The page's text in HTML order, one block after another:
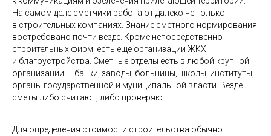
На самом деле сметчики работают далеко не только
в строительных компаниях. Знание сметного нормирования
востребовано почти везде. Кроме непосредственно
строительных фирм, есть еще организации ЖКХ
и благоустройства. Сметные отделы есть в любой крупной
организации — банки, заводы, больницы, школы, институты,
органы государственной и муниципальной власти. Везде
сметы либо считают, либо проверяют.
Для определения стоимости строительства обычно